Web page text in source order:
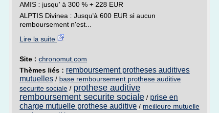
AMIS : jusqu' à 300 % + 228 EUR
ALPTIS Divinea : Jusqu'à 600 EUR si aucun
remboursement n'est...
Lire la suite
Site : chronomut.com
Thèmes liés : remboursement protheses auditives
mutuelles / base remboursement prothese auditive
securite sociale / prothese auditive
remboursement securite sociale / prise en
charge mutuelle prothese auditive / meilleure mutuelle